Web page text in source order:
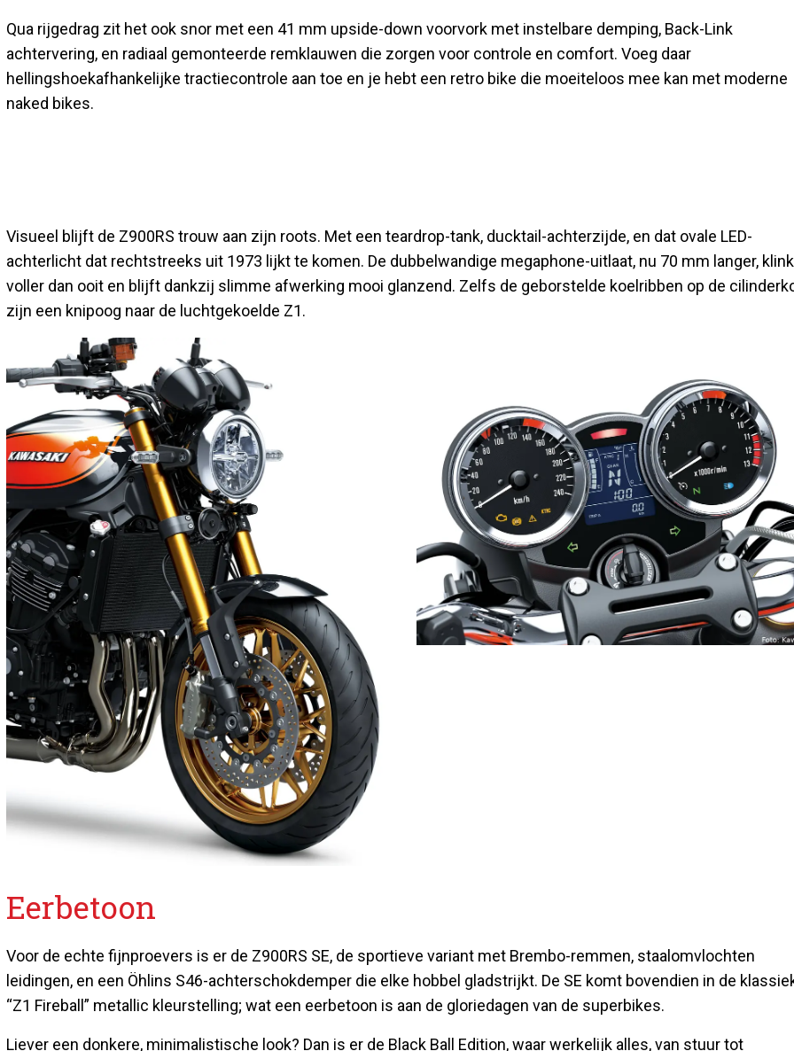
Qua rijgedrag zit het ook snor met een 41 mm upside-down voorvork met instelbare demping, Back-Link
achtervering, en radiaal gemonteerde remklauwen die zorgen voor controle en comfort. Voeg daar
hellingshoekafhankelijke tractiecontrole aan toe en je hebt een retro bike die moeiteloos mee kan met moderne
naked bikes.
Visueel blijft de Z900RS trouw aan zijn roots. Met een teardrop-tank, ducktail-achterzijde, en dat ovale LED-
achterlicht dat rechtstreeks uit 1973 lijkt te komen. De dubbelwandige megaphone-uitlaat, nu 70 mm langer,
voller dan ooit en blijft dankzij slimme afwerking mooi glanzend. Zelfs de geborstelde koelribben op de
zijn een knipoog naar de luchtgekoelde Z1.
Eerbetoon
Voor de echte fijnproevers is er de Z900RS SE, de sportieve variant met Brembo-remmen, staalomvlochten
leidingen, en een Öhlins S46-achterschokdemper die elke hobbel gladstrijkt. De SE komt bovendien in de
“Z1 Fireball” metallic kleurstelling; wat een eerbetoon is aan de gloriedagen van de superbikes.
Liever een donkere, minimalistische look? Dan is er de Black Ball Edition, waar werkelijk alles, van stuur tot